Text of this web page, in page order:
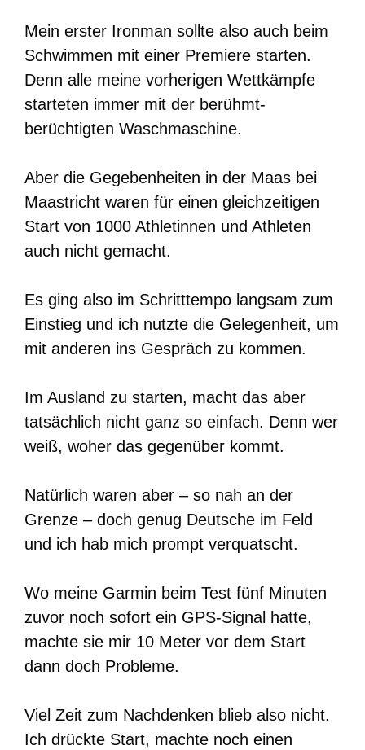
Mein erster Ironman sollte also auch beim
Schwimmen mit einer Premiere starten.
Denn alle meine vorherigen Wettkämpfe
starteten immer mit der berühmt-
berüchtigten Waschmaschine.
Aber die Gegebenheiten in der Maas bei
Maastricht waren für einen gleichzeitigen
Start von 1000 Athletinnen und Athleten
auch nicht gemacht.
Es ging also im Schritttempo langsam zum
Einstieg und ich nutzte die Gelegenheit, um
mit anderen ins Gespräch zu kommen.
Im Ausland zu starten, macht das aber
tatsächlich nicht ganz so einfach. Denn wer
weiß, woher das gegenüber kommt.
Natürlich waren aber – so nah an der
Grenze – doch genug Deutsche im Feld
und ich hab mich prompt verquatscht.
Wo meine Garmin beim Test fünf Minuten
zuvor noch sofort ein GPS-Signal hatte,
machte sie mir 10 Meter vor dem Start
dann doch Probleme.
Viel Zeit zum Nachdenken blieb also nicht.
Ich drückte Start, machte noch einen